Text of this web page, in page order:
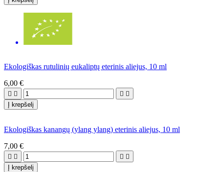
Ekologiškas rutulinių eukaliptų eterinis aliejus, 10 ml
6,00 €
   
Į krepšelį
Ekologiškas kanangų (ylang ylang) eterinis aliejus, 10 ml
7,00 €
   
Į krepšelį